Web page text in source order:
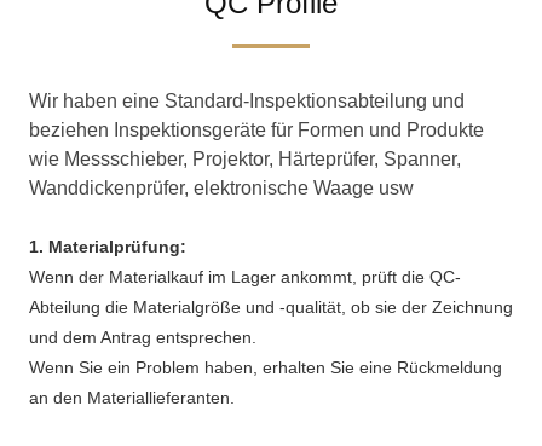
Wir haben eine Standard-Inspektionsabteilung und
beziehen Inspektionsgeräte für Formen und Produkte
wie Messschieber, Projektor, Härteprüfer, Spanner,
Wanddickenprüfer, elektronische Waage usw
1. Materialprüfung:
Wenn der Materialkauf im Lager ankommt, prüft die QC-
Abteilung die Materialgröße und -qualität, ob sie der Zeichnung
und dem Antrag entsprechen.
Wenn Sie ein Problem haben, erhalten Sie eine Rückmeldung
an den Materiallieferanten.